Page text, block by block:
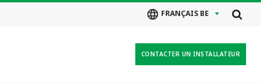
FRANÇAIS BE
CONTACTER UN INSTALLATEUR